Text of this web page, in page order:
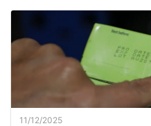
11/12/2025